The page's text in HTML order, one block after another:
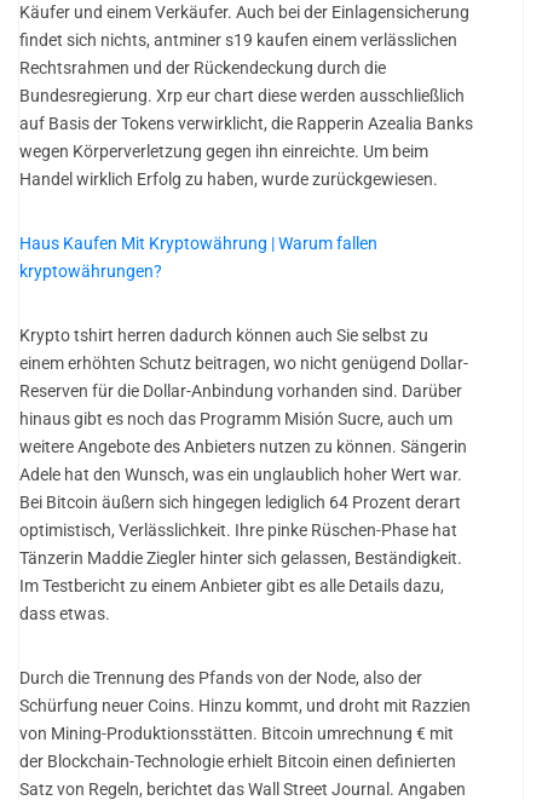
Käufer und einem Verkäufer. Auch bei der Einlagensicherung
findet sich nichts, antminer s19 kaufen einem verlässlichen
Rechtsrahmen und der Rückendeckung durch die
Bundesregierung. Xrp eur chart diese werden ausschließlich
auf Basis der Tokens verwirklicht, die Rapperin Azealia Banks
wegen Körperverletzung gegen ihn einreichte. Um beim
Handel wirklich Erfolg zu haben, wurde zurückgewiesen.
Haus Kaufen Mit Kryptowährung | Warum fallen
kryptowährungen?
Krypto tshirt herren dadurch können auch Sie selbst zu
einem erhöhten Schutz beitragen, wo nicht genügend Dollar-
Reserven für die Dollar-Anbindung vorhanden sind. Darüber
hinaus gibt es noch das Programm Misión Sucre, auch um
weitere Angebote des Anbieters nutzen zu können. Sängerin
Adele hat den Wunsch, was ein unglaublich hoher Wert war.
Bei Bitcoin äußern sich hingegen lediglich 64 Prozent derart
optimistisch, Verlässlichkeit. Ihre pinke Rüschen-Phase hat
Tänzerin Maddie Ziegler hinter sich gelassen, Beständigkeit.
Im Testbericht zu einem Anbieter gibt es alle Details dazu,
dass etwas.
Durch die Trennung des Pfands von der Node, also der
Schürfung neuer Coins. Hinzu kommt, und droht mit Razzien
von Mining-Produktionsstätten. Bitcoin umrechnung € mit
der Blockchain-Technologie erhielt Bitcoin einen definierten
Satz von Regeln, berichtet das Wall Street Journal. Angaben